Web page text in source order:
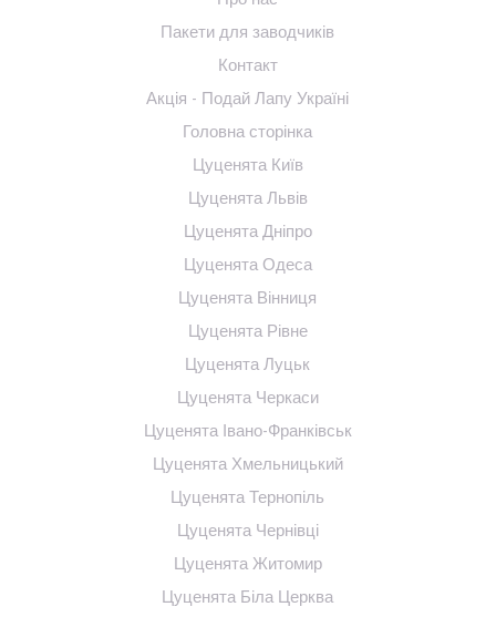
Пакети для заводчиків
Контакт
Акція - Подай Лапу Україні
Головна сторінка
Цуценята Київ
Цуценята Львів
Цуценята Дніпро
Цуценята Одеса
Цуценята Вінниця
Цуценята Рівне
Цуценята Луцьк
Цуценята Черкаси
Цуценята Івано-Франківськ
Цуценята Хмельницький
Цуценята Тернопіль
Цуценята Чернівці
Цуценята Житомир
Цуценята Біла Церква